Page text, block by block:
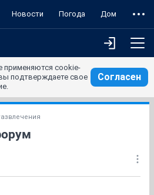
Новости Погода Дом
применяются cookie-
подтверждаете свое
Согласен